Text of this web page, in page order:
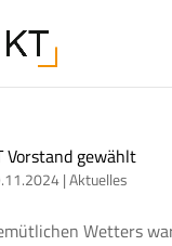
Vorstand gewählt
|Aktuelles
Wetters